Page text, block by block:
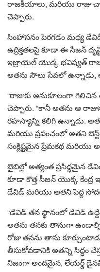
రాజకీయాలు, మరియు రాజు
చెప్పారు.
సింహాసనం పెరగడం మధ్య డేవిడ్
ఉద్రిక్తతలపై కూడా ఈ సీజన్
ఇజ్రాయెల్ యొక్క భవిష్యత్
అతను సౌలు సేవలో
“రాజుకు అనుకూలంగా
చెప్పారు. “కానీ అతను ఆ
రహస్యాన్ని కలిగి ఉన్నాడు.
మరియు ప్రపంచంలో అతని
సంక్లిష్టమైన ప్రేమకథ మరియు
బైబిల్లో అత్యంత ప్రసిద్ధమైన
కూడా కొత్త సీజన్ యొక్క కేంద్ర
డేవిడ్ మరియు అతని పెద్ద
“డేవిడ్ తన స్థానంలో డేవిడ్
అతను తనకు తానుగా
రోజు తనను తాను
తీసుకోవడానికి అతన్ని సిద్ధం
నిజంగా అందమైన, లేయర్డ్